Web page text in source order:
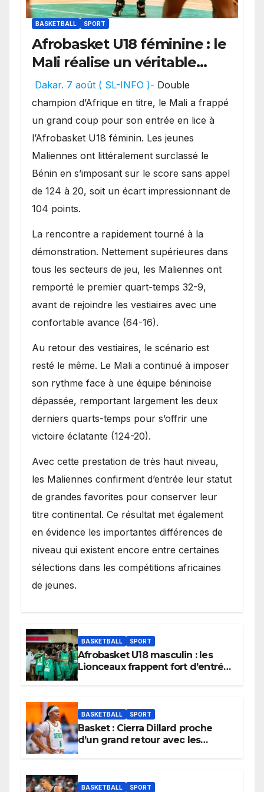
BASKETBALL SPORT
Afrobasket U18 féminine : le
Mali réalise un véritable
festival offensif et inflige
une lourde défaite au
Bénin.
Dakar. 7 août ( SL-INFO )- Double
champion d’Afrique en titre, le Mali a frappé
un grand coup pour son entrée en lice à
l’Afrobasket U18 féminin. Les jeunes
Maliennes ont littéralement surclassé le
Bénin en s’imposant sur le score sans appel
de 124 à 20, soit un écart impressionnant de
104 points.
La rencontre a rapidement tourné à la
démonstration. Nettement supérieures dans
tous les secteurs de jeu, les Maliennes ont
remporté le premier quart-temps 32-9,
avant de rejoindre les vestiaires avec une
confortable avance (64-16).
Au retour des vestiaires, le scénario est
resté le même. Le Mali a continué à imposer
son rythme face à une équipe béninoise
dépassée, remportant largement les deux
derniers quarts-temps pour s’offrir une
victoire éclatante (124-20).
Avec cette prestation de très haut niveau,
les Maliennes confirment d’entrée leur statut
de grandes favorites pour conserver leur
titre continental. Ce résultat met également
en évidence les importantes différences de
niveau qui existent encore entre certaines
sélections dans les compétitions africaines
de jeunes.
BASKETBALL SPORT
Afrobasket U18 masculin : les
Lionceaux frappent fort d’entrée
BASKETBALL SPORT
Basket : Cierra Dillard proche
d’un grand retour avec les
BASKETBALL SPORT